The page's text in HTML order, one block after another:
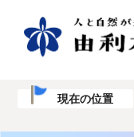
現在の位置